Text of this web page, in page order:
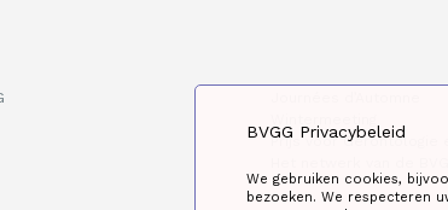
Prijs voor Gerontologie
BVGG Privacybeleid
We gebruiken cookies,
bezoeken. We respecteren